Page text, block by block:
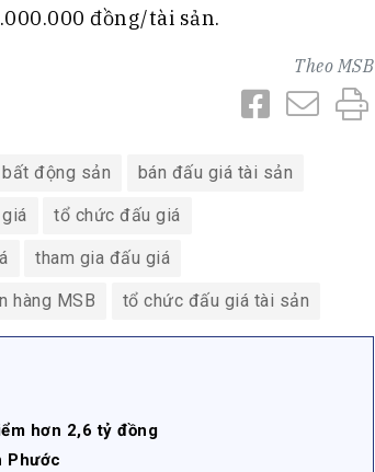
đồng/tài sản.
TheoMSB
động sản bán đấu giá tài sản
tổ chức đấu giá
tham gia đấu giá
hàng MSB tổ chức đấu giá tài sản
hơn 2,6 tỷ đồng
Phước